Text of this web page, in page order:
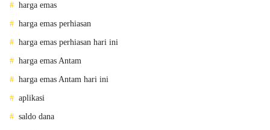
harga emas
harga emas perhiasan
harga emas perhiasan hari ini
harga emas Antam
harga emas Antam hari ini
aplikasi
saldo dana